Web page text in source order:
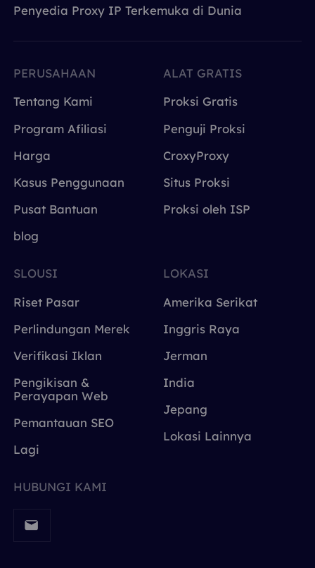
Penyedia Proxy IP Terkemuka di Dunia
PERUSAHAAN
Tentang Kami
Program Afiliasi
Harga
Kasus Penggunaan
Pusat Bantuan
blog
ALAT GRATIS
Proksi Gratis
Penguji Proksi
CroxyProxy
Situs Proksi
Proksi oleh ISP
SLOUSI
Riset Pasar
Perlindungan Merek
Verifikasi Iklan
Pengikisan &
Perayapan Web
Pemantauan SEO
Lagi
LOKASI
Amerika Serikat
Inggris Raya
Jerman
India
Jepang
Lokasi Lainnya
HUBUNGI KAMI